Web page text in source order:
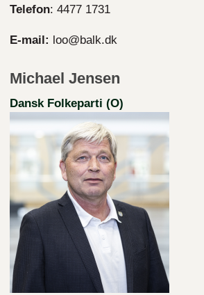
Telefon: 4477 1731
E-mail: loo@balk.dk
Michael Jensen
Dansk Folkeparti (O)